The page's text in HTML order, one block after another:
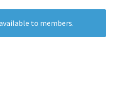
to members.